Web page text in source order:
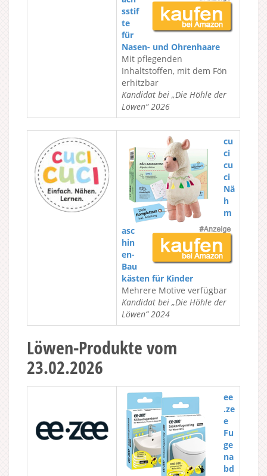
sstif
te
für
Nasen- und Ohrenhaare
Mit pflegenden
Inhaltstoffen, mit dem Fön
erhitzbar
Kandidat bei „Die Höhle der
Löwen“ 2026
cu
ci
cu
ci
Nä
h
m
asc
hin
en-
Bau
kästen für Kinder
Mehrere Motive verfügbar
Kandidat bei „Die Höhle der
Löwen“ 2024
Löwen-Produkte vom
23.02.2026
ee
.ze
e
Fu
ge
na
bd